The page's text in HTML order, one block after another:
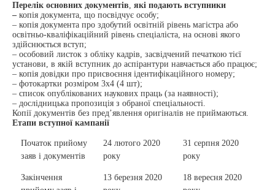
Перелік основних документів, які подають вступники
– копія документа, що посвідчує особу;
– копія документа про здобутий освітній рівень магістра або
освітньо-кваліфікаційний рівень спеціаліста, на основі якого
здійснюється вступ;
– особовий листок з обліку кадрів, засвідчений печаткою тієї
установи, в якій вступник до аспірантури навчається або працює;
– копія довідки про присвоєння ідентифікаційного номеру;
– фотокартки розміром 3х4 (4 шт);
– список опублікованих наукових праць (за наявності);
– дослідницька пропозиція з обраної спеціальності.
Копії документів без пред’явлення оригіналів не приймаються.
Етапи вступної кампанії
Початок прийому
заяв і документів
24 лютого 2020
року
31 серпня 2020
року
Закінчення
13 березня 2020
18 вересня 2020